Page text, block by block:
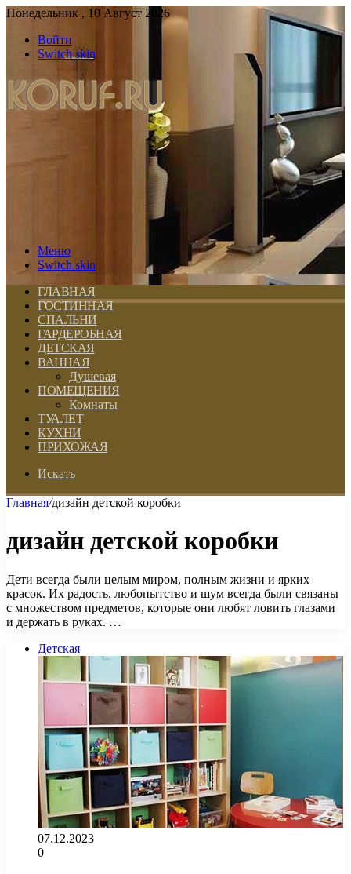
Понедельник , 10 Август 2026
Войти
Switch skin
Меню
Switch skin
ГЛАВНАЯ
ГОСТИННАЯ
СПАЛЬНИ
ГАРДЕРОБНАЯ
ДЕТСКАЯ
ВАННАЯ
Душевая
ПОМЕЩЕНИЯ
Комнаты
ТУАЛЕТ
КУХНИ
ПРИХОЖАЯ
Искать
Главная/дизайн детской коробки
дизайн детской коробки
Дети всегда были целым миром, полным жизни и ярких
красок. Их радость, любопытство и шум всегда были связаны
с множеством предметов, которые они любят ловить глазами
и держать в руках. …
Детская
07.12.2023
0